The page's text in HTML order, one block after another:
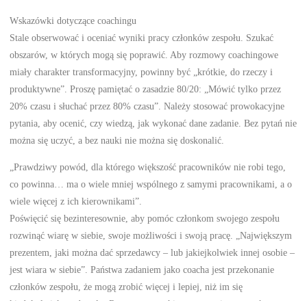
Wskazówki dotyczące coachingu
Stale obserwować i oceniać wyniki pracy członków zespołu. Szukać
obszarów, w których mogą się poprawić. Aby rozmowy coachingowe
miały charakter transformacyjny, powinny być „krótkie, do rzeczy i
produktywne”. Proszę pamiętać o zasadzie 80/20: „Mówić tylko przez
20% czasu i słuchać przez 80% czasu”. Należy stosować prowokacyjne
pytania, aby ocenić, czy wiedzą, jak wykonać dane zadanie. Bez pytań nie
można się uczyć, a bez nauki nie można się doskonalić.
„Prawdziwy powód, dla którego większość pracowników nie robi tego,
co powinna… ma o wiele mniej wspólnego z samymi pracownikami, a o
wiele więcej z ich kierownikami”.
Poświęcić się bezinteresownie, aby pomóc członkom swojego zespołu
rozwinąć wiarę w siebie, swoje możliwości i swoją pracę. „Największym
prezentem, jaki można dać sprzedawcy – lub jakiejkolwiek innej osobie –
jest wiara w siebie”. Państwa zadaniem jako coacha jest przekonanie
członków zespołu, że mogą zrobić więcej i lepiej, niż im się